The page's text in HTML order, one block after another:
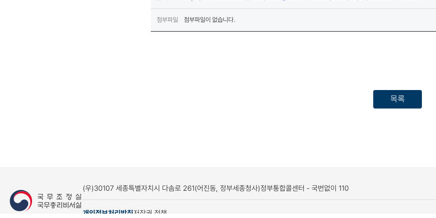
첨부파일 첨부파일이 없습니다.
목록
(우)30107 세종특별자치시 다솜로 261(어진동, 정부세종청사)정부통합콜센터 - 국번없이 110
개인정보처리방침저작권 정책